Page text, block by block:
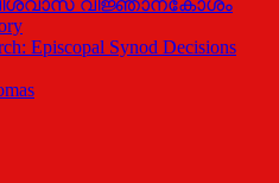
വിജ്ഞാനകോശം
Episcopal Synod Decisions